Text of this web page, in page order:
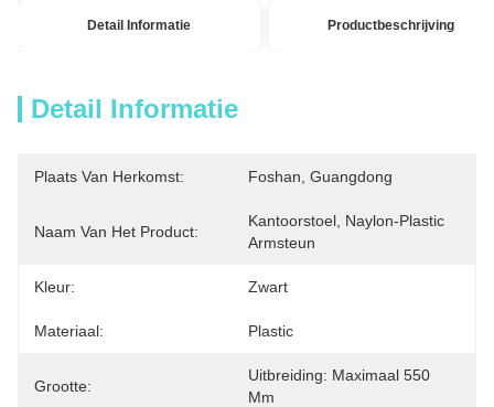
Detail Informatie Productbeschrijving
Detail Informatie
Plaats Van Herkomst: Foshan, Guangdong
Naam Van Het Product:
Kantoorstoel, Naylon-Plastic
Armsteun
Kleur: Zwart
Materiaal: Plastic
Grootte:
Uitbreiding: Maximaal 550
Mm